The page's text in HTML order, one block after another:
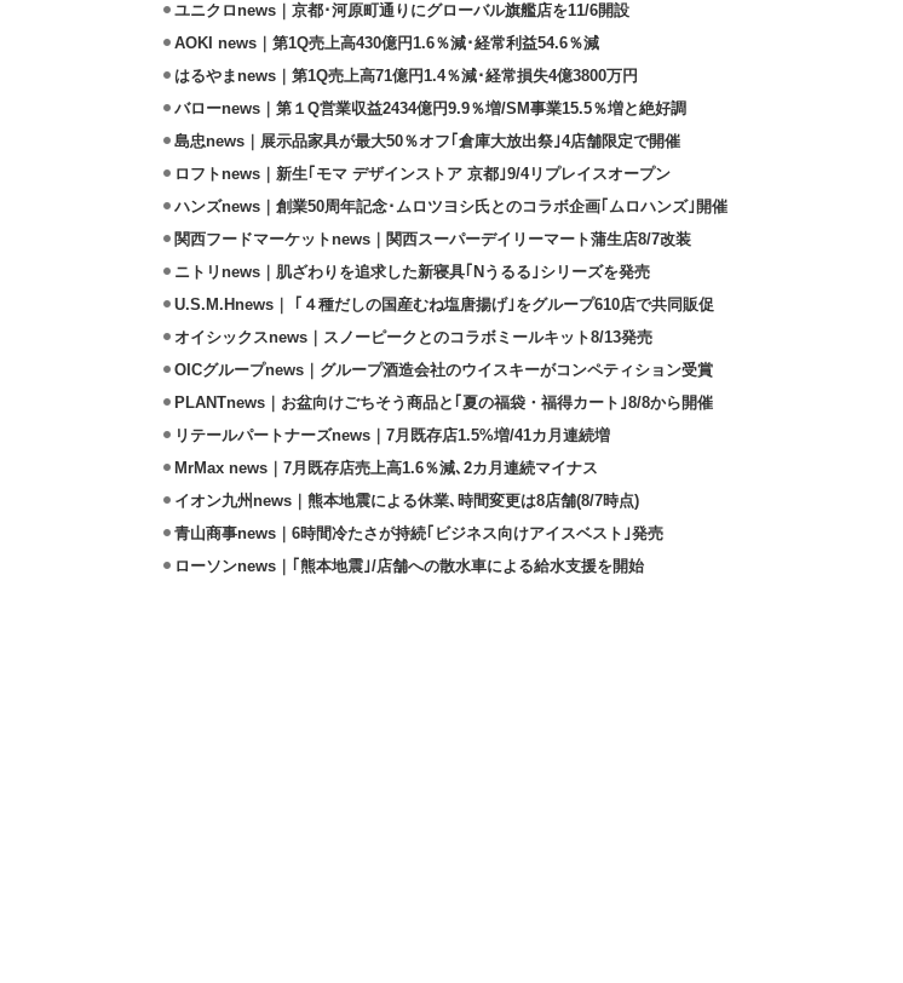
ユニクロnews｜京都･河原町通りにグローバル旗艦店を11/6開設
AOKI news｜第1Q売上高430億円1.6％減･経常利益54.6％減
はるやまnews｜第1Q売上高71億円1.4％減･経常損失4億3800万円
バローnews｜第１Q営業収益2434億円9.9％増/SM事業15.5％増と絶好調
島忠news｜展示品家具が最大50％オフ｢倉庫大放出祭｣4店舗限定で開催
ロフトnews｜新生｢モマ デザインストア 京都｣9/4リプレイスオープン
ハンズnews｜創業50周年記念･ムロツヨシ氏とのコラボ企画｢ムロハンズ｣開催
関西フードマーケットnews｜関西スーパーデイリーマート蒲生店8/7改装
ニトリnews｜肌ざわりを追求した新寝具｢Nうるる｣シリーズを発売
U.S.M.Hnews｜ ｢４種だしの国産むね塩唐揚げ｣をグループ610店で共同販促
オイシックスnews｜スノーピークとのコラボミールキット8/13発売
OICグループnews｜グループ酒造会社のウイスキーがコンペティション受賞
PLANTnews｜お盆向けごちそう商品と｢夏の福袋・福得カート｣8/8から開催
リテールパートナーズnews｜7月既存店1.5%増/41カ月連続増
MrMax news｜7月既存店売上高1.6％減､2カ月連続マイナス
イオン九州news｜熊本地震による休業､時間変更は8店舗(8/7時点)
青山商事news｜6時間冷たさが持続｢ビジネス向けアイスベスト｣発売
ローソンnews｜｢熊本地震｣/店舗への散水車による給水支援を開始